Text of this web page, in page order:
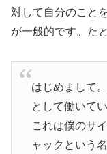
対して自分のこと
が一般的です。た
はじめまして
として働いて
これは僕のサ
ャックという